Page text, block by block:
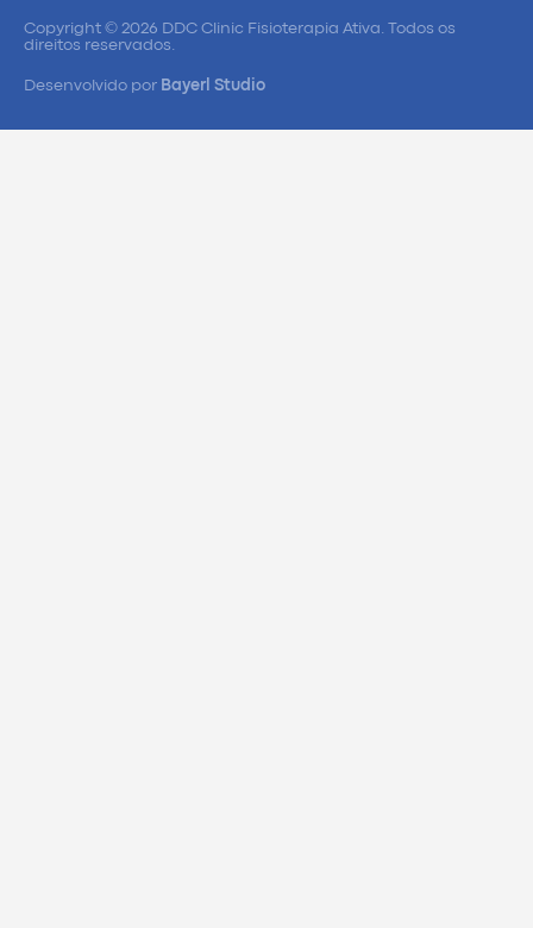
Copyright © 2026 DDC Clinic Fisioterapia Ativa. Todos os
direitos reservados.
Desenvolvido por Bayerl Studio